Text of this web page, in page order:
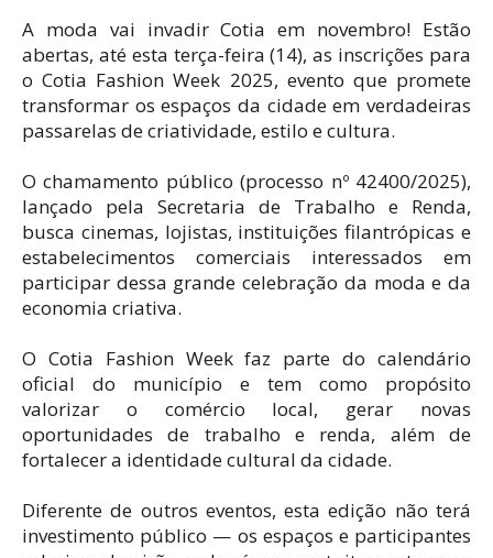
A moda vai invadir Cotia em novembro! Estão
abertas, até esta terça-feira (14), as inscrições para
o Cotia Fashion Week 2025, evento que promete
transformar os espaços da cidade em verdadeiras
passarelas de criatividade, estilo e cultura.
O chamamento público (processo nº 42400/2025),
lançado pela Secretaria de Trabalho e Renda,
busca cinemas, lojistas, instituições filantrópicas e
estabelecimentos comerciais interessados em
participar dessa grande celebração da moda e da
economia criativa.
O Cotia Fashion Week faz parte do calendário
oficial do município e tem como propósito
valorizar o comércio local, gerar novas
oportunidades de trabalho e renda, além de
fortalecer a identidade cultural da cidade.
Diferente de outros eventos, esta edição não terá
investimento público — os espaços e participantes